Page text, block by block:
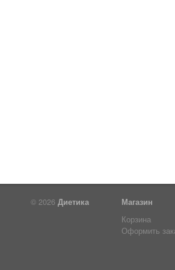
© 2026 Диетика
Магазин
Корзина
Оформить